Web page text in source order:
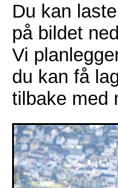
Du kan
på bildet
Vi
du kan få
tilbake med